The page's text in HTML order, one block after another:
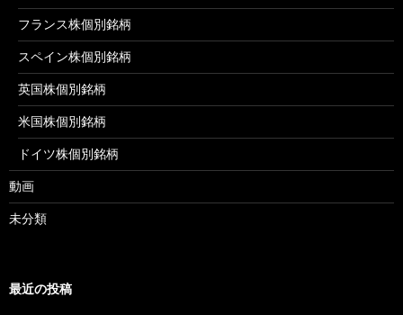
フランス株個別銘柄
スペイン株個別銘柄
英国株個別銘柄
米国株個別銘柄
ドイツ株個別銘柄
動画
未分類
最近の投稿